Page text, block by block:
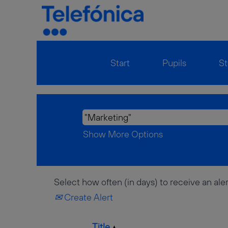
Start Pupils
Home |"Marketing" AND
Search results for
There are currently no open
Show More Options
Select how often (in days) to receive an
Create Alert